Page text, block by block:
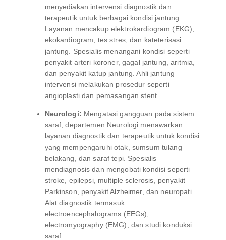
menyediakan intervensi diagnostik dan
terapeutik untuk berbagai kondisi jantung.
Layanan mencakup elektrokardiogram (EKG),
ekokardiogram, tes stres, dan kateterisasi
jantung. Spesialis menangani kondisi seperti
penyakit arteri koroner, gagal jantung, aritmia,
dan penyakit katup jantung. Ahli jantung
intervensi melakukan prosedur seperti
angioplasti dan pemasangan stent.
Neurologi: Mengatasi gangguan pada sistem
saraf, departemen Neurologi menawarkan
layanan diagnostik dan terapeutik untuk kondisi
yang mempengaruhi otak, sumsum tulang
belakang, dan saraf tepi. Spesialis
mendiagnosis dan mengobati kondisi seperti
stroke, epilepsi, multiple sclerosis, penyakit
Parkinson, penyakit Alzheimer, dan neuropati.
Alat diagnostik termasuk
electroencephalograms (EEGs),
electromyography (EMG), dan studi konduksi
saraf.